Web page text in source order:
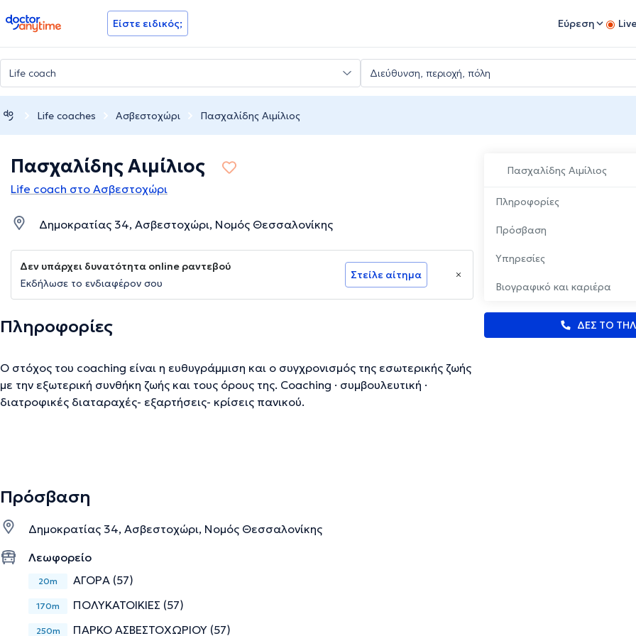
doctoranytime Είστε ειδικός; Εύρεση
Life coaches Ασβεστοχώρι Πασχαλίδης Αιμίλιος
Πασχαλίδης Αιμίλιος
Πληροφορίες
Πρόσβαση
Υπηρεσίες
Βιογραφικό και καριέρα
ΔΕΣ ΤΟ
Πασχαλίδης Αιμίλιος
Life coach στο Ασβεστοχώρι
Δημοκρατίας 34, Ασβεστοχώρι, Νομός Θεσσαλονίκης
Δεν υπάρχει δυνατότητα online ραντεβού
Εκδήλωσε το ενδιαφέρον σου
Στείλε αίτημα
Πληροφορίες
Ο στόχος του coaching είναι η ευθυγράμμιση και ο συγχρονισμός της εσωτερικής ζωής
με την εξωτερική συνθήκη ζωής και τους όρους της. Coaching · συμβουλευτική ·
διατροφικές διαταραχές- εξαρτήσεις- κρίσεις πανικού.
Πρόσβαση
Δημοκρατίας 34, Ασβεστοχώρι, Νομός Θεσσαλονίκης
Λεωφορείο
20m ΑΓΟΡΑ (57)
170m ΠΟΛΥΚΑΤΟΙΚΙΕΣ (57)
250m ΠΑΡΚΟ ΑΣΒΕΣΤΟΧΩΡΙΟΥ (57)